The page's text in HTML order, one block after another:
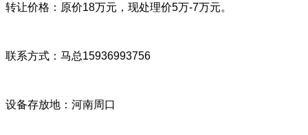
转让价格：原价18万元，现处理价5万-7万元。
联系方式：马总15936993756
设备存放地：河南周口